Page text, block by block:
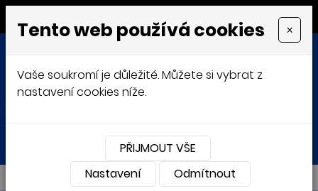
MENU
Přihlásit Košík
NABÍDKA
Tento web používá cookies ×
Vaše soukromí je důležité. Můžete si vybrat z
nastavení cookies níže.
PŘIJMOUT VŠE
Nastavení
Odmítnout